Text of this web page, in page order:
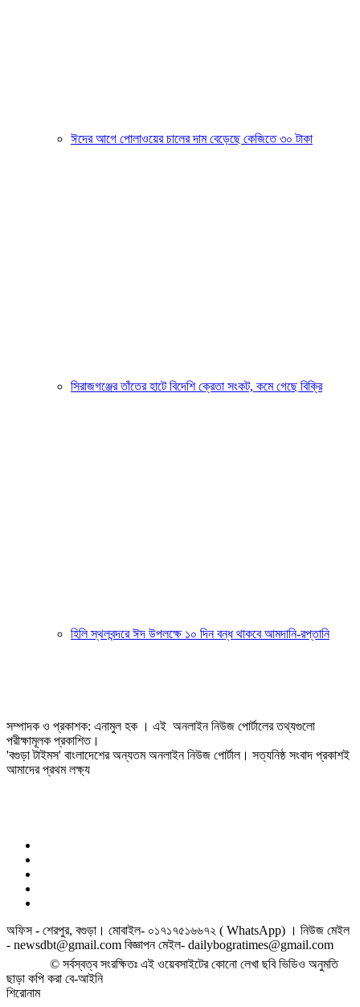
ঈদের আগে পোলাওয়ের চালের দাম বেড়েছে কেজিতে ৩০ টাকা
সিরাজগঞ্জের তাঁতের হাটে বিদেশি ক্রেতা সংকট, কমে গেছে বিক্রি
হিলি স্থলবন্দরে ঈদ উপলক্ষে ১০ দিন বন্ধ থাকবে আমদানি-রপ্তানি
সম্পাদক ও প্রকাশক: এনামুল হক । এই অনলাইন নিউজ পোর্টালের তথ্যগুলো
পরীক্ষামূলক প্রকাশিত।
'বগুড়া টাইমস' বাংলাদেশের অন্যতম অনলাইন নিউজ পোর্টাল। সত্যনিষ্ঠ সংবাদ প্রকাশই
আমাদের প্রথম লক্ষ্য
অফিস - শেরপুর, বগুড়া। মোবাইল- ০১৭১৭৫১৬৬৭২ ( WhatsApp) । নিউজ মেইল
- newsdbt@gmail.com বিজ্ঞাপন মেইল- dailybogratimes@gmail.com
© সর্বস্বত্ব সংরক্ষিতঃ এই ওয়েবসাইটের কোনো লেখা ছবি ভিডিও অনুমতি
ছাড়া কপি করা বে-আইনি
শিরোনাম